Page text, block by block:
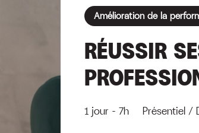
Amélioration de la
RÉUSSIR
1 jour - 7h Présentiel /